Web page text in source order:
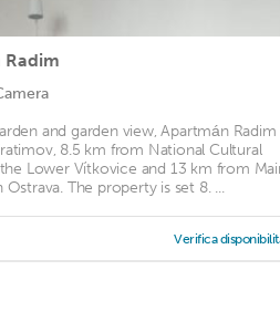
Radim
and garden view, Apartmán Radim
8.5 km from National Cultural
Lower Vítkovice and 13 km from
Ostrava. The property is set 8. ...
Verifica